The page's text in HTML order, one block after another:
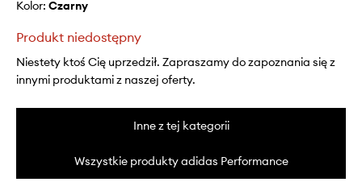
Kolor: czarny
Produkt niedostępny
Niestety ktoś Cię uprzedził. Zapraszamy do zapoznania się z
innymi produktami z naszej oferty.
Inne z tej kategorii
Wszystkie produkty adidas Performance